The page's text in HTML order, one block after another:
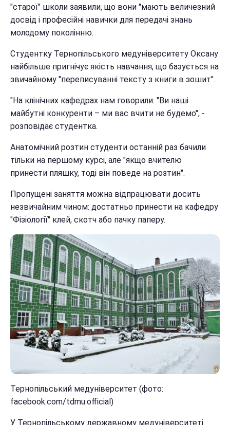
"старої" школи заявили, що вони "мають величезний
досвід і професійні навички для передачі знань
молодому поколінню.
Студентку Тернопільського медуніверситету Оксану
найбільше пригнічує якість навчання, що базується на
звичайному "переписуванні тексту з книги в зошит".
"На клінічних кафедрах нам говорили: "Ви наші
майбутні конкуренти – ми вас вчити не будемо", -
розповідає студентка.
Анатомічний розтин студенти останній раз бачили
тільки на першому курсі, але "якщо вчителю
принести пляшку, тоді він поведе на розтин".
Пропущені заняття можна відпрацювати досить
незвичайним чином: достатньо принести на кафедру
"Фізіології" клей, скотч або пачку паперу.
Тернопільський медуніверситет (фото:
facebook.com/tdmu.official)
У Тернопільському державному медуніверситеті